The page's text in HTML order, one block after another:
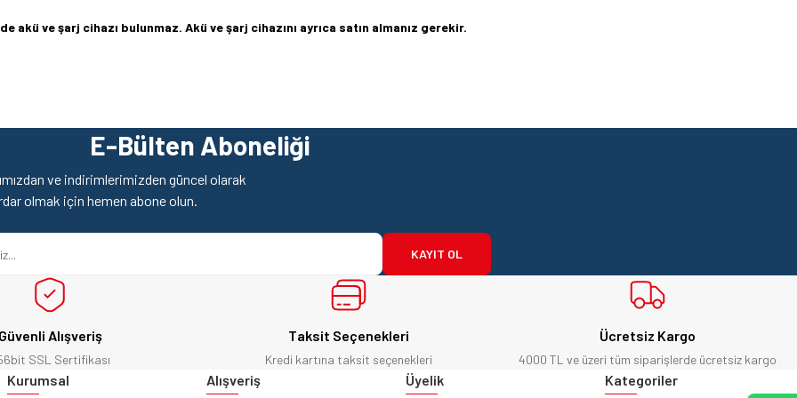
ve şarj cihazı bulunmaz. Akü ve şarj cihazını ayrıca satın almanız gerekir.
Yorum Yaz
Soru Sor
E-Bülten Aboneliği
ve indirimlerimizden güncel olarak
olmak için hemen abone olun.
KAYIT OL
Güvenli Alışveriş
SSL Sertifikası
Taksit Seçenekleri
Kredi kartına taksit seçenekleri
Ücretsiz Kargo
4000 TL ve üzeri tüm siparişlerde ücretsiz kargo
Kurumsal Alışveriş Üyelik Kategoriler